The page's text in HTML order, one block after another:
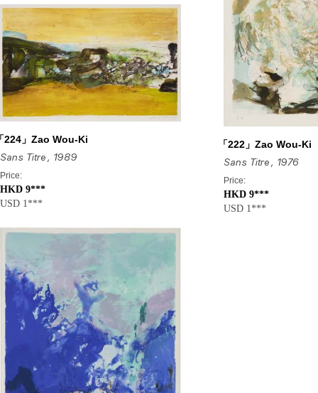
「222」Zao Wou-Ki
Sans Titre , 1976
Price:
HKD 9***
USD 1***
224」Zao Wou-Ki
Sans Titre , 1989
Price:
HKD 9***
USD 1***